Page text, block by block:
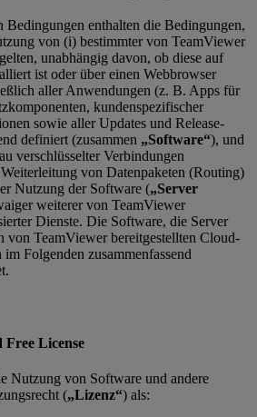
Bedingungen enthalten die Bedingungen,
von (i) bestimmter von TeamViewer
unabhängig davon, ob diese auf
ist oder über einen Webbrowser
aller Anwendungen (z. B. Apps für
kundenspezifischer
sowie aller Updates und Release-
definiert (zusammen „Software“), und
verschlüsselter Verbindungen
von Datenpaketen (Routing)
Nutzung der Software („Server
weiterer von TeamViewer
Dienste. Die Software, die Server
von TeamViewer bereitgestellten Cloud-
Folgenden zusammenfassend
Free License
Nutzung von Software und andere
(„Lizenz“) als: